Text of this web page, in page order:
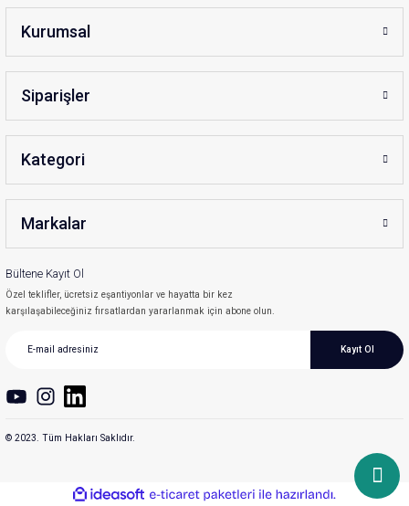
Kurumsal
Siparişler
Kategori
Markalar
Bültene Kayıt Ol
Özel teklifler, ücretsiz eşantiyonlar ve hayatta bir kez
karşılaşabileceğiniz fırsatlardan yararlanmak için abone olun.
Kayıt Ol
© 2023. Tüm Hakları Saklıdır.
ideasoft
e-